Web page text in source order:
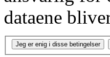
dataene